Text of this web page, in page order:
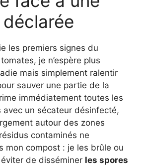
les premiers signes du
je n’espère plus
mais simplement ralentir
sauver une partie de la
immédiatement toutes les
un sécateur désinfecté,
autour des zones
contaminés ne
mon compost : je les brûle ou
de disséminer les spores